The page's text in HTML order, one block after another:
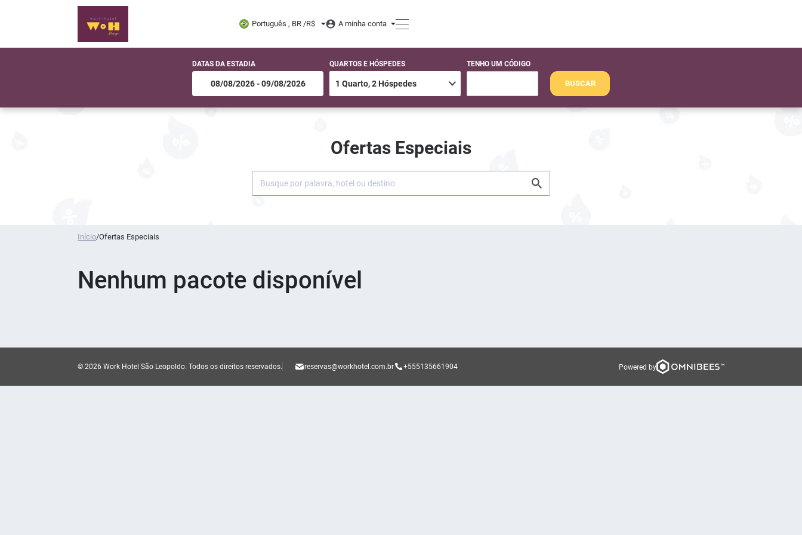
Português , BR /R$ A minha conta
DATAS DA ESTADIA QUARTOS E HÓSPEDES TENHO UM CÓDIGO
BUSCAR
Ofertas Especiais
Início/Ofertas Especiais
Nenhum pacote disponível
reservas@workhotel.com.br +555135661904
© 2026 Work Hotel São Leopoldo. Todos os direitos reservados. Powered by